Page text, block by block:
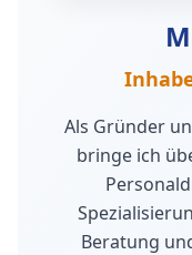
Als Gründer
bringe ich
Beratung